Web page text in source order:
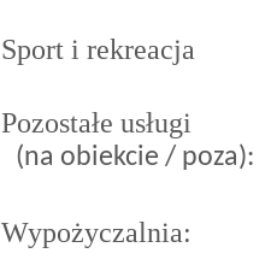
Sport i rekreacja
Pozostałe usługi
(na obiekcie / poza):
Wypożyczalnia: